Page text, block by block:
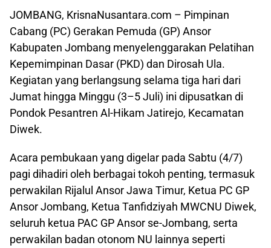
JOMBANG, KrisnaNusantara.com – Pimpinan
Cabang (PC) Gerakan Pemuda (GP) Ansor
Kabupaten Jombang menyelenggarakan Pelatihan
Kepemimpinan Dasar (PKD) dan Dirosah Ula.
Kegiatan yang berlangsung selama tiga hari dari
Jumat hingga Minggu (3–5 Juli) ini dipusatkan di
Pondok Pesantren Al-Hikam Jatirejo, Kecamatan
Diwek.
​Acara pembukaan yang digelar pada Sabtu (4/7)
pagi dihadiri oleh berbagai tokoh penting, termasuk
perwakilan Rijalul Ansor Jawa Timur, Ketua PC GP
Ansor Jombang, Ketua Tanfidziyah MWCNU Diwek,
seluruh ketua PAC GP Ansor se-Jombang, serta
perwakilan badan otonom NU lainnya seperti